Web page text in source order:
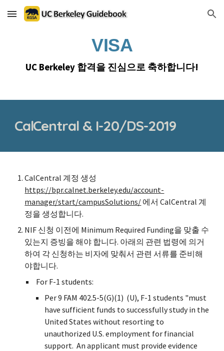
Skip to main content Skip to navigation
VISA
UC Berkeley 합격을 진심으로 축하합니다!
CalCentral & I-20/DS-2019
CalCentral 계정 생성
https://bpr.calnet.berkeley.edu/account-
manager/start/campusSolutions/ 에서 CalCentral 계
정을 생성합니다.
NIF 신청 이전에 Minimum Required Funding을 맞출 수
있는지 증빙을 해야 합니다. 아래의 관련 법령에 의거
하여 각 신청하는 비자에 맞춰서 관련 서류를 준비해
야합니다.
For F-1 students:
Per 9 FAM 402.5-5(G)(1) (U), F-1 students "must
have sufficient funds to successfully study in the
United States without resorting to
unauthorized U.S. employment for financial
support. An applicant must provide evidence